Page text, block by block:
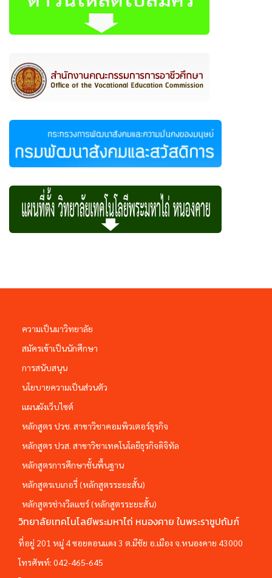
ความเป็นมาวิทยาลัย
สมัครเข้าเป็นนักศึกษา
การสนับสนุน
นโยบายความเป็นส่วนตัว
แผนผังเว็บไซต์
หลักสูตร ปวช. สาขาวิชาคอมพิวเตอร์ธุรกิจ
หลักสูตร ปวส. สาขาวิชาเทคโนโลยีธุรกิจดิจิทัล
หลักสูตรการศึกษาชั้นพื้นฐาน
หลักสูตรเบเกอรี่ (หลักสูตรระยะสั้น)
หลักสูตรช่างวีลแชร์ (หลักสูตรระยะสั้น)
วิทยาลัยเทคโนโลยีพระมหาไถ่ หนองคาย ในพระราชูปถัมภ์
ที่อยู่ 201 หมู่ 4 ซอยดอนแดง 3 ต.มีชัย อ.เมือง จ.หนองคาย 43000
โทรศัพท์: 042-465-645